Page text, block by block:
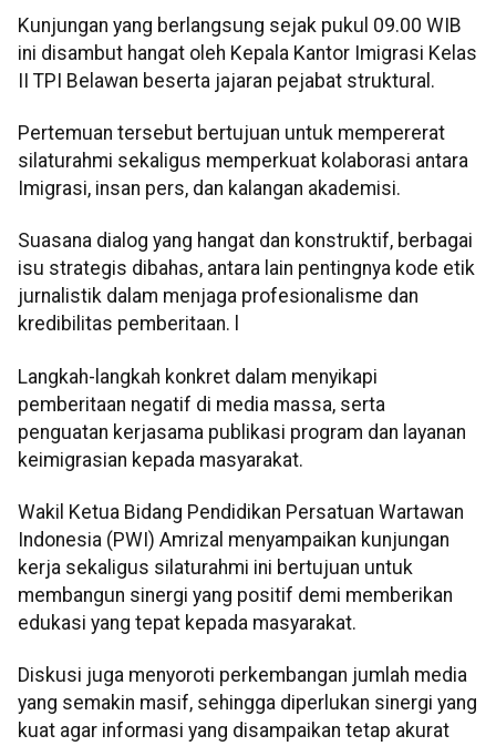
Kunjungan yang berlangsung sejak pukul 09.00 WIB
ini disambut hangat oleh Kepala Kantor Imigrasi Kelas
II TPI Belawan beserta jajaran pejabat struktural.
Pertemuan tersebut bertujuan untuk mempererat
silaturahmi sekaligus memperkuat kolaborasi antara
Imigrasi, insan pers, dan kalangan akademisi.
Suasana dialog yang hangat dan konstruktif, berbagai
isu strategis dibahas, antara lain pentingnya kode etik
jurnalistik dalam menjaga profesionalisme dan
kredibilitas pemberitaan. l
Langkah-langkah konkret dalam menyikapi
pemberitaan negatif di media massa, serta
penguatan kerjasama publikasi program dan layanan
keimigrasian kepada masyarakat.
Wakil Ketua Bidang Pendidikan Persatuan Wartawan
Indonesia (PWI) Amrizal menyampaikan kunjungan
kerja sekaligus silaturahmi ini bertujuan untuk
membangun sinergi yang positif demi memberikan
edukasi yang tepat kepada masyarakat.
Diskusi juga menyoroti perkembangan jumlah media
yang semakin masif, sehingga diperlukan sinergi yang
kuat agar informasi yang disampaikan tetap akurat